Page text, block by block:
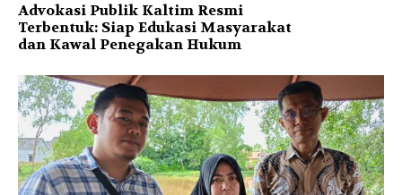
Advokasi Publik Kaltim Resmi
Terbentuk: Siap Edukasi Masyarakat
dan Kawal Penegakan Hukum